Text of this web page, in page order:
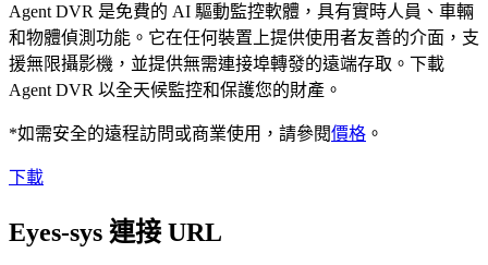
Agent DVR 是免費的 AI 驅動監控軟體，具有實時人員、車輛
和物體偵測功能。它在任何裝置上提供使用者友善的介面，支
援無限攝影機，並提供無需連接埠轉發的遠端存取。下載
Agent DVR 以全天候監控和保護您的財產。
*如需安全的遠程訪問或商業使用，請參閱價格 。
下載
Eyes-sys 連接 URL